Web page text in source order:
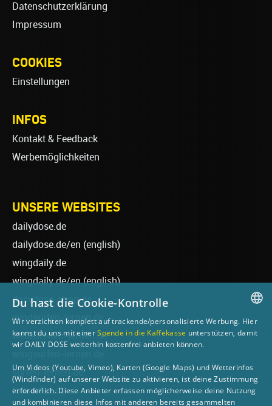
Datenschutzerklärung
Impressum
COOKIES
Einstellungen
INFOS
Kontakt & Feedback
Werbemöglichkeiten
UNSERE WEBSITES
dailydose.de
dailydose.de/en (english)
wingdaily.de
wingdaily.de/en(english)
dailydose-shop.de
windsurfen-lernen.de
wellenreiten-lernen.de
surfen-lernen.de
foilsurfen.de
GERMAN
Du hast die Cookie-Kontrolle
Wir verzichten komplett auf trackende/personalisierte Werbung. Hier
kannst du uns mit einerSpende in die Kaffekasse unterstützen, damit
wir DAILY DOSE weiterhin kostenfrei anbieten können.
Um Videos (Youtube, Vimeo), Karten (Google Maps) und Wetterinfos
(Windfinder) auf unserer Website zu aktivieren, ist deine Zustimmung
erforderlich. Diese Anbieter erfassen möglicherweise deine Nutzung
und kombinieren diese Infos mit anderen bereits gesammelten